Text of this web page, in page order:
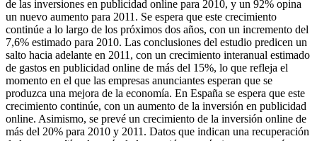
de las inversiones en publicidad online para 2010, y un 92% opina
un nuevo aumento para 2011. Se espera que este crecimiento
continúe a lo largo de los próximos dos años, con un incremento del
7,6% estimado para 2010. Las conclusiones del estudio predicen un
salto hacia adelante en 2011, con un crecimiento interanual estimado
de gastos en publicidad online de más del 15%, lo que refleja el
momento en el que las empresas anunciantes esperan que se
produzca una mejora de la economía. En España se espera que este
crecimiento continúe, con un aumento de la inversión en publicidad
online. Asimismo, se prevé un crecimiento de la inversión online de
más del 20% para 2010 y 2011. Datos que indican una recuperación